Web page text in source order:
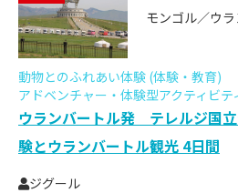
モンゴル／ウ
動物とのふれあい体験 (体験・教育)
アドベンチャー・体験型アクティビテ
ウランバートル発 テレルジ国
験とウランバートル観光 4日間
ジグール